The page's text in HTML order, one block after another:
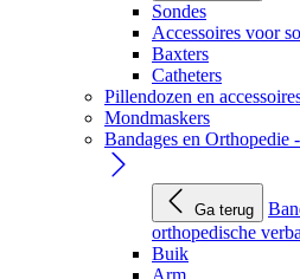
Sondes
Accessoires voor
Baxters
Catheters
Pillendozen en
Mondmaskers
Bandages en Orthopedie
Ga terug
orthopedische
Buik
Arm